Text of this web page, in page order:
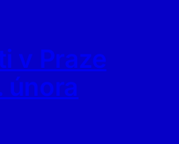
v Praze
února